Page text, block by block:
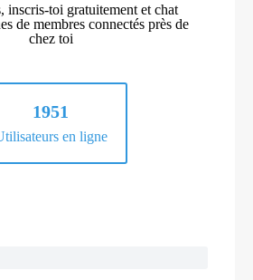
inscris-toi gratuitement et chat
de membres connectés près de
chez toi
1951
en ligne